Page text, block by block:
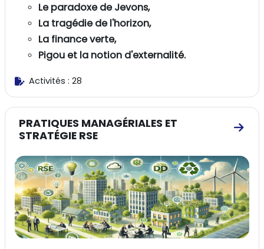
Le paradoxe de Jevons,
La tragédie de l'horizon,
La finance verte,
Pigou et la notion d'externalité.
Activités : 28
PRATIQUES MANAGÉRIALES ET
STRATÉGIE RSE
Aller